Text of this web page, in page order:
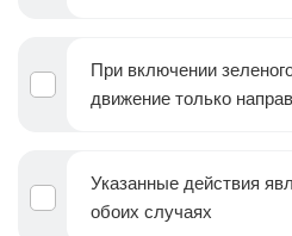
При включении
движение только
Указанные действия
обоих случаях